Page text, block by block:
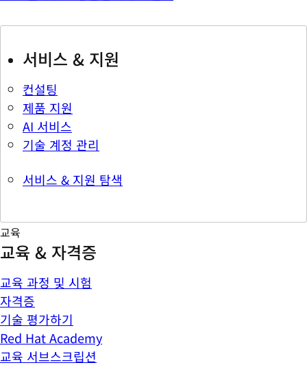
서비스 & 지원
컨설팅
제품 지원
AI 서비스
기술 계정 관리
서비스 & 지원 탐색
교육
교육 & 자격증
교육 과정 및 시험
자격증
기술 평가하기
Red Hat Academy
교육 서브스크립션